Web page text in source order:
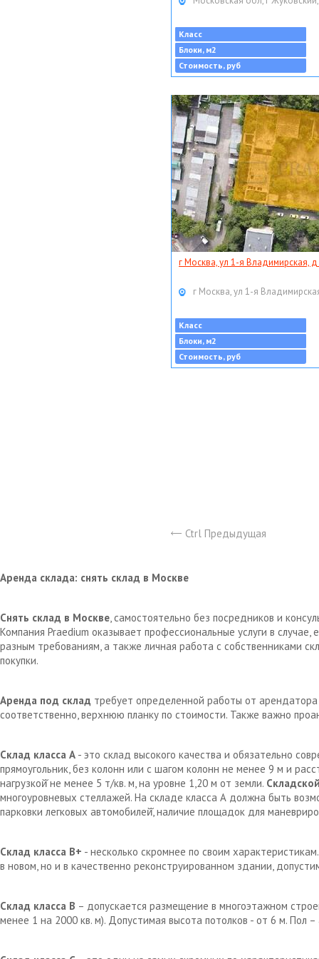
Класс
Блоки, м2
Стоимость, руб
г Москва, ул 1-я Владимирская, д
г Москва, ул 1-я
Класс
Блоки, м2
Стоимость, руб
Ctrl Предыдущая
Аренда склада: снять склад в Москве
Снять склад в Москве, самостоятельно без посредников и
Компания Praedium оказывает профессиональные услуги в
разным требованиям, а также личная работа с собственниками
покупки.
Аренда под склад требует определенной работы от
соответственно, верхнюю планку по стоимости. Также важно
Склад класса А - это склад высокого качества и обязательно
прямоугольник, без колонн или с шагом колонн не менее 9 м и
нагрузкой̆ не менее 5 т/кв. м, на уровне 1,20 м от земли.
многоуровневых стеллажей. На складе класса А должна быть
парковки легковых автомобилей̆, наличие площадок для
Склад класса В+ - несколько скромнее по своим
в новом, но и в качественно реконструированном здании,
Склад класса В – допускается размещение в многоэтажном
менее 1 на 2000 кв. м). Допустимая высота потолков - от 6 м. Пол